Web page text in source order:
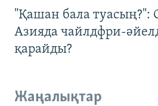
"Қашан бала туасың?":
Азияда чайлдфри-
қарайды?
Жаңалықтар